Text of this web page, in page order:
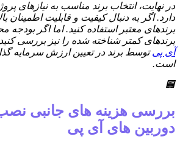
در نهایت، انتخاب برند مناسب به نیازهای
دارد. اگر به دنبال کیفیت و قابلیت اطمینان
برندهای معتبر استفاده کنید. اما اگر بودجه
برندهای کمتر شناخته شده را نیز بررسی
آی پیتوسط برند در تعیین ارزش سرمایه
است.
🏢
بررسی هزینه های جانبی
دوربین های آی پی